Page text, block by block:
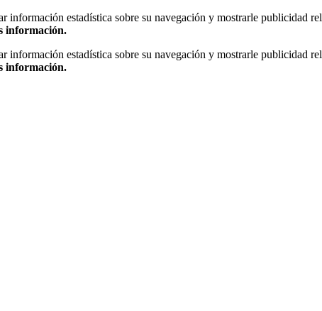
estadística sobre su navegación y mostrarle publicidad
información.
estadística sobre su navegación y mostrarle publicidad
información.